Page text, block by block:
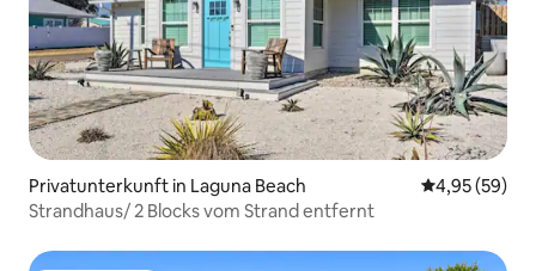
Privatunterkunft in Laguna Beach
4,95 (59)
Strandhaus/ 2 Blocks vom Strand entfernt